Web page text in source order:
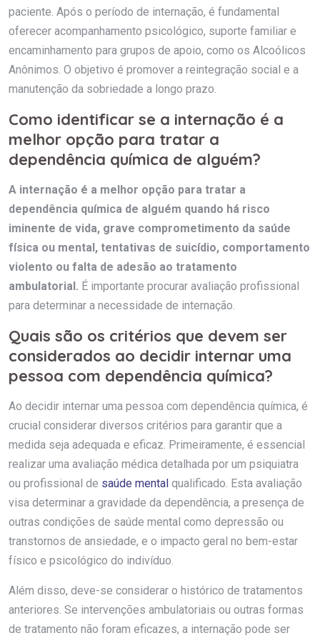
paciente. Após o período de internação, é fundamental
oferecer acompanhamento psicológico, suporte familiar e
encaminhamento para grupos de apoio, como os Alcoólicos
Anônimos. O objetivo é promover a reintegração social e a
manutenção da sobriedade a longo prazo.
Como identificar se a internação é a
melhor opção para tratar a
dependência química de alguém?
A internação é a melhor opção para tratar a
dependência química de alguém quando há risco
iminente de vida, grave comprometimento da saúde
física ou mental, tentativas de suicídio, comportamento
violento ou falta de adesão ao tratamento
ambulatorial. É importante procurar avaliação profissional
para determinar a necessidade de internação.
Quais são os critérios que devem ser
considerados ao decidir internar uma
pessoa com dependência química?
Ao decidir internar uma pessoa com dependência química, é
crucial considerar diversos critérios para garantir que a
medida seja adequada e eficaz. Primeiramente, é essencial
realizar uma avaliação médica detalhada por um psiquiatra
ou profissional de saúde mental qualificado. Esta avaliação
visa determinar a gravidade da dependência, a presença de
outras condições de saúde mental como depressão ou
transtornos de ansiedade, e o impacto geral no bem-estar
físico e psicológico do indivíduo.
Além disso, deve-se considerar o histórico de tratamentos
anteriores. Se intervenções ambulatoriais ou outras formas
de tratamento não foram eficazes, a internação pode ser